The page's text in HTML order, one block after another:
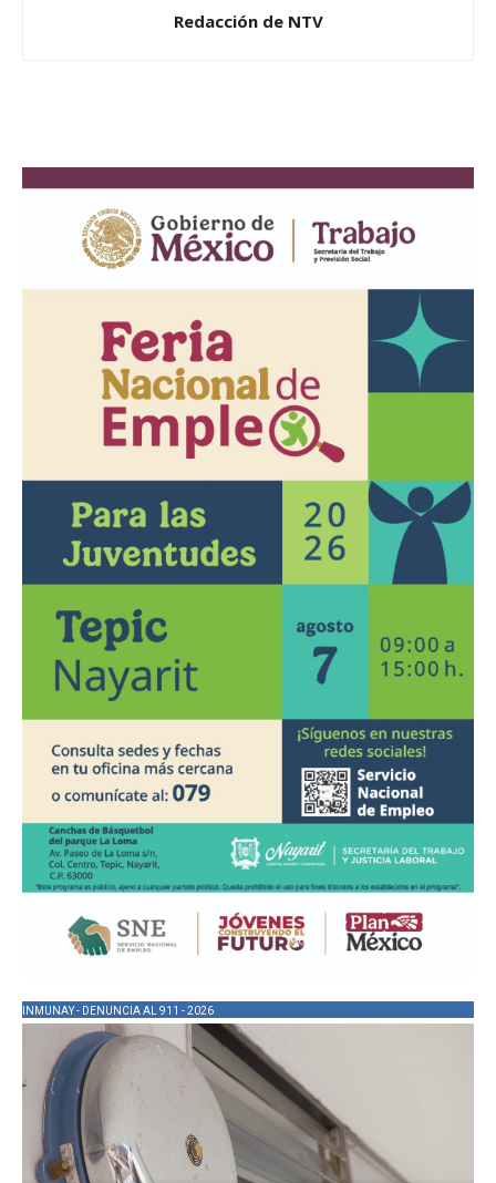
Redacción de NTV
INMUNAY - DENUNCIA AL 911 - 2026